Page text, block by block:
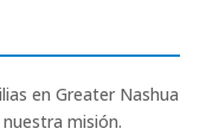
en Greater Nashua
misión.